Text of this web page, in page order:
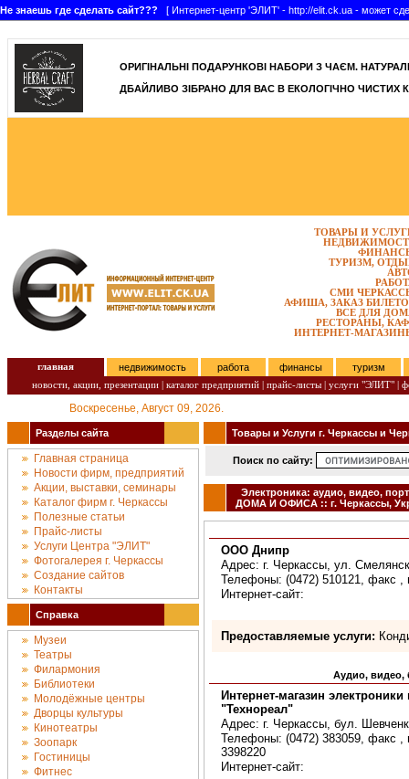
Не знаешь где сделать сайт??? [ Интернет-центр 'ЭЛИТ' - http://elit.ck.ua - может
]
ОРИГІНАЛЬНІ ПОДАРУНКОВІ НАБОРИ З ЧАЄМ.
ДБАЙЛИВО ЗІБРАНО ДЛЯ ВАС В ЕКОЛОГІЧНО ЧИСТИХ
ТОВАРЫ И
ТУРИЗМ,
СМИ
АФИША, ЗАКАЗ
ВСЕ ДЛЯ
РЕСТОРАНЫ,
ИНТЕРНЕТ-
главная недвижимость работа финансы
туризм
новости, акции, презентации | каталог предприятий | прайс-листы | услуги "ЭЛИТ" |
Воскресенье, Август 09, 2026.
Разделы сайта
Главная страница
Новости фирм, предприятий
Акции, выставки, семинары
Каталог фирм г. Черкассы
Полезные статьи
Прайс-листы
Услуги Центра "ЭЛИТ"
Фотогалерея г. Черкассы
Создание сайтов
Контакты
Справка
Музеи
Театры
Филармония
Библиотеки
Молодёжные центры
Дворцы культуры
Кинотеатры
Зоопарк
Гостиницы
Фитнес
Товары и Услуги г. Черкассы и
Поиск по сайту:
Электроника: аудио, видео,
ДОМА И ОФИСА :: г. Черкассы,
ООО Днипр
Адрес: г. Черкассы, ул.
Телефоны: (0472) 510121, факс ,
Интернет-сайт:
Предоставляемые услуги:
Аудио,
Интернет-магазин
"Технореал"
Адрес: г. Черкассы, бул.
Телефоны: (0472) 383059, факс ,
3398220
Интернет-сайт: